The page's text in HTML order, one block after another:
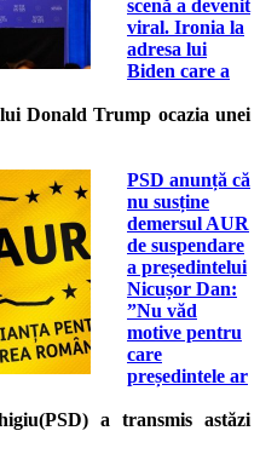
scenă a devenit
viral. Ironia la
adresa lui
Biden care a
Donald Trump ocazia unei
PSD anunță că
nu susține
demersul AUR
de suspendare
a președintelui
Nicușor Dan:
”Nu văd
motive pentru
care
președintele ar
a transmis astăzi